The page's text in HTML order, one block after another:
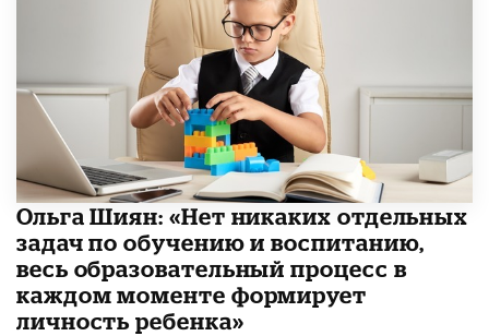
Ольга Шиян: «Нет никаких отдельных
задач по обучению и воспитанию,
весь образовательный процесс в
каждом моменте формирует
личность ребенка»